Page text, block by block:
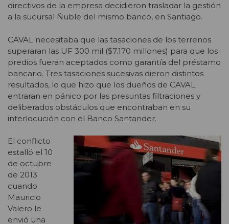
directivos de la empresa decidieron trasladar la gestión
a la sucursal Ñuble del mismo banco, en Santiago.
CAVAL necesitaba que las tasaciones de los terrenos
superaran las UF 300 mil ($7.170 millones) para que los
predios fueran aceptados como garantía del préstamo
bancario. Tres tasaciones sucesivas dieron distintos
resultados, lo que hizo que los dueños de CAVAL
entraran en pánico por las presuntas filtraciones y
deliberados obstáculos que encontraban en su
interlocución con el Banco Santander.
El conflicto
estalló el 10
de octubre
de 2013
cuando
Mauricio
Valero le
envió una